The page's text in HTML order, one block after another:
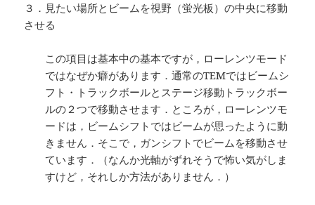
３．見たい場所とビームを視野（蛍光板）の中央に移動
させる
この項目は基本中の基本ですが，ローレンツモード
ではなぜか癖があります．通常のTEMではビームシ
フト・トラックボールとステージ移動トラックボー
ルの２つで移動させます．ところが，ローレンツモ
ードは，ビームシフトではビームが思ったように動
きません．そこで，ガンシフトでビームを移動させ
ています．（なんか光軸がずれそうで怖い気がしま
すけど，それしか方法がありません．）